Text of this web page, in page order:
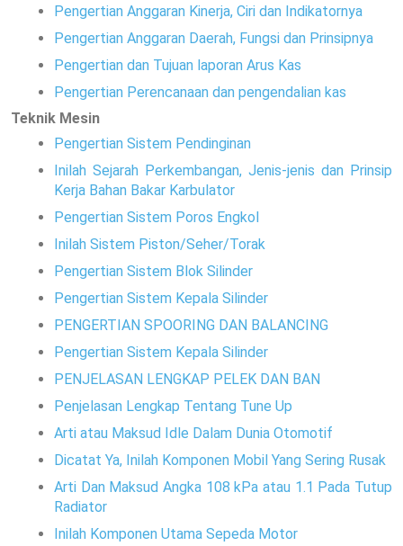
Pengertian Anggaran Kinerja, Ciri dan Indikatornya
Pengertian Anggaran Daerah, Fungsi dan Prinsipnya
Pengertian dan Tujuan laporan Arus Kas
Pengertian Perencanaan dan pengendalian kas
Teknik Mesin
Pengertian Sistem Pendinginan
Inilah Sejarah Perkembangan, Jenis-jenis dan Prinsip
Kerja Bahan Bakar Karbulator
Pengertian Sistem Poros Engkol
Inilah Sistem Piston/Seher/Torak
Pengertian Sistem Blok Silinder
Pengertian Sistem Kepala Silinder
PENGERTIAN SPOORING DAN BALANCING
Pengertian Sistem Kepala Silinder
PENJELASAN LENGKAP PELEK DAN BAN
Penjelasan Lengkap Tentang Tune Up
Arti atau Maksud Idle Dalam Dunia Otomotif
Dicatat Ya, Inilah Komponen Mobil Yang Sering Rusak
Arti Dan Maksud Angka 108 kPa atau 1.1 Pada Tutup
Radiator
Inilah Komponen Utama Sepeda Motor